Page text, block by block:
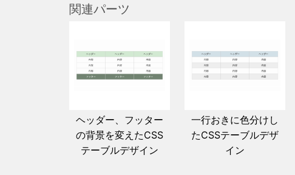
関連パーツ
ヘッダー、フッター
の背景を変えたCSS
テーブルデザイン
一行おきに色分けし
たCSSテーブルデザ
イン